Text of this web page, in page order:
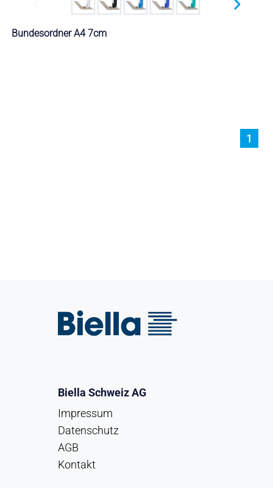
Bundesordner A4 7cm
1
Biella Schweiz AG
Impressum
Datenschutz
AGB
Kontakt